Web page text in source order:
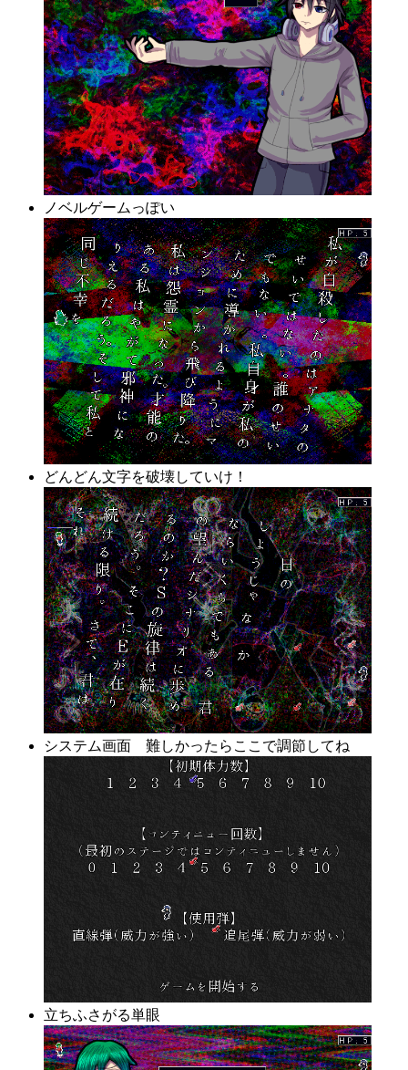
ノベルゲームっぽい
どんどん文字を破壊していけ！
システム画面 難しかったらここで調節してね
立ちふさがる単眼